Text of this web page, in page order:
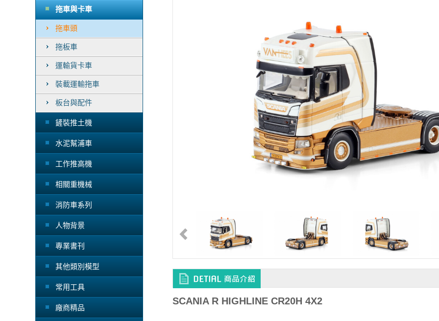
拖車與卡車
拖車頭
拖板車
運輸貨卡車
裝載運輸拖車
板台與配件
鏟裝推土機
水泥幫浦車
工作推高機
相關重機械
消防車系列
人物背景
專業書刊
其他類別模型
常用工具
廠商精品
SCANIA R HIGHLINE CR20H 4X2